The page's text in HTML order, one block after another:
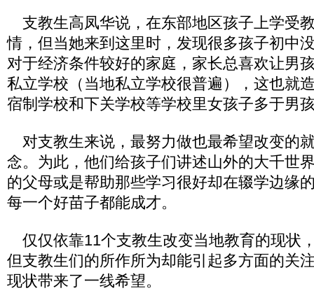
支教生高凤华说，在东部地区孩子上学受
情，但当她来到这里时，发现很多孩子初中
对于经济条件较好的家庭，家长总喜欢让男
私立学校（当地私立学校很普遍），这也就
宿制学校和下关学校等学校里女孩子多于男
对支教生来说，最努力做也最希望改变的
念。为此，他们给孩子们讲述山外的大千世
的父母或是帮助那些学习很好却在辍学边缘
每一个好苗子都能成才。
仅仅依靠11个支教生改变当地教育的现状
但支教生们的所作所为却能引起多方面的关
现状带来了一线希望。